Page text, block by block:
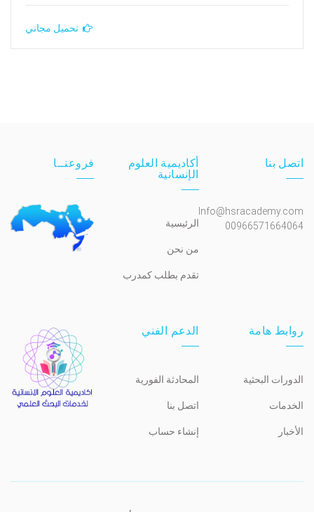
تحميل مجاني
اتصل بنا
Info@hsracademy.com
00966571664064
أكاديمية العلوم
الإنسانية
الرئيسية
من نحن
تقدم بطلب كمدرب
فروعنــا
روابط هامة
الدورات البحثية
الخدمات
الأخبار
الدعم الفني
المحادثة الفورية
اتصل بنا
إنشاء حساب